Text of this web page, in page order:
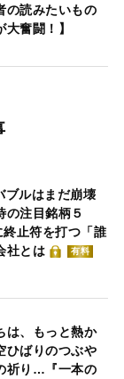
の読みたいもの
奮闘！】
ブルはまだ崩壊
注目銘柄５
止符を打つ「誰
社とは
有料
は、もっと熱か
ひばりのつぶや
祈り…『一本の